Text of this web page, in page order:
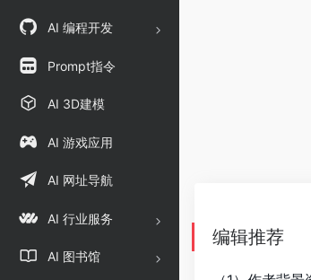
AI 编程开发
Prompt指令
AI 3D建模
AI 游戏应用
AI 网址导航
AI 行业服务
AI 图书馆
编辑推荐